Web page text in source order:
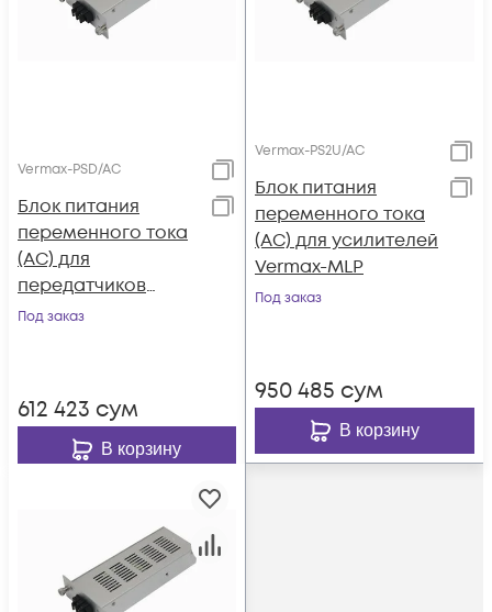
Vermax-PSD/AC
Блок питания
переменного тока
(AC) для
передатчиков
Vermax-HL-
Под заказ
612 423 сум
В корзину
Vermax-PS2U/AC
Блок питания
переменного тока
(AC) для усилителей
Vermax-MLP
Под заказ
950 485 сум
В корзину